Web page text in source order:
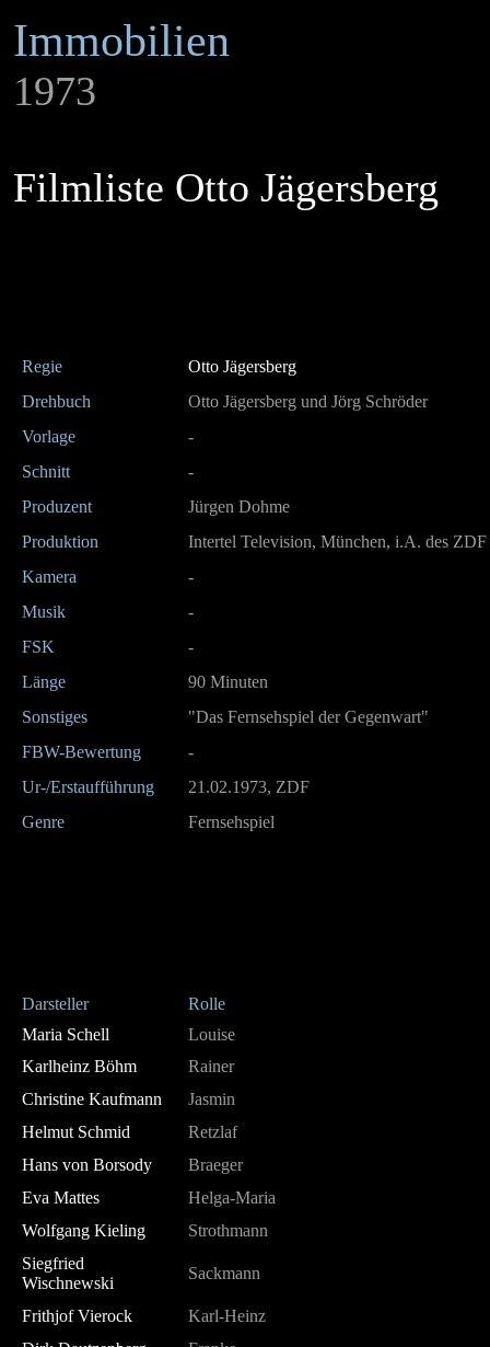
Immobilien
1973
Filmliste Otto Jägersberg
Regie
Otto Jägersberg
Drehbuch
Otto Jägersberg und Jörg Schröder
Vorlage
-
Schnitt
-
Produzent
Jürgen Dohme
Produktion
Intertel Television, München, i.A. des ZDF
Kamera
-
Musik
-
FSK
-
Länge
90 Minuten
Sonstiges
"Das Fernsehspiel der Gegenwart"
FBW-Bewertung
-
Ur-/Erstaufführung
21.02.1973, ZDF
Genre
Fernsehspiel
Darsteller
Rolle
Maria Schell
Louise
Karlheinz Böhm
Rainer
Christine Kaufmann
Jasmin
Helmut Schmid
Retzlaf
Hans von Borsody
Braeger
Eva Mattes
Helga-Maria
Wolfgang Kieling
Strothmann
Siegfried
Wischnewski
Sackmann
Frithjof Vierock
Karl-Heinz